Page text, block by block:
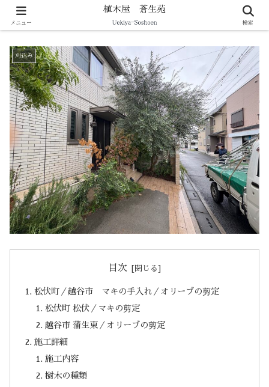
剪定・伐採・庭づくりなど暮らしの造園をサポート
刈込み
目次
松伏町／越谷市 マキの手入れ／オリーブの剪定
松伏町 松伏／マキの剪定
越谷市 蒲生東／オリーブの剪定
施工詳細
施工内容
樹木の種類
メニュー 検索